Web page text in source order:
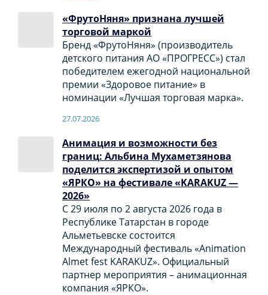
«ФрутоНяня» признана лучшей
торговой маркой
Бренд «ФрутоНяня» (производитель
детского питания АО «ПРОГРЕСС») стал
победителем ежегодной национальной
премии «Здоровое питание» в
номинации «Лучшая торговая марка».
27.07.2026
Анимация и возможности без
границ: Альбина Мухаметзянова
поделится экспертизой и опытом
«ЯРКО» на фестивале «KARAKUZ —
2026»
С 29 июля по 2 августа 2026 года в
Республике Татарстан в городе
Альметьевске состоится
Международный фестиваль «Animation
Almet fest KARAKUZ». Официальный
партнер мероприятия – анимационная
компания «ЯРКО».